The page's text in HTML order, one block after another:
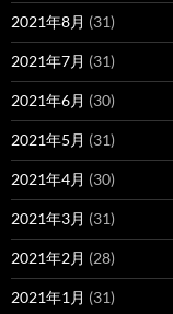
2021年8月 (31)
2021年7月 (31)
2021年6月 (30)
2021年5月 (31)
2021年4月 (30)
2021年3月 (31)
2021年2月 (28)
2021年1月 (31)